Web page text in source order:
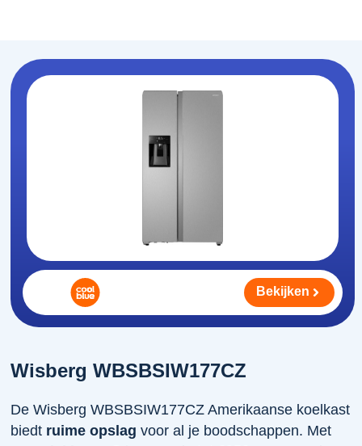
Wisberg WBSBSIW177CZ
De Wisberg WBSBSIW177CZ Amerikaanse koelkast
biedt ruime opslag voor al je boodschappen. Met
Bekijken